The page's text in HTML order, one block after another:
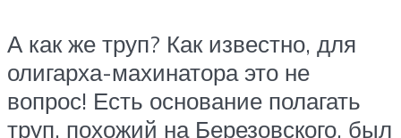
А как же труп? Как известно, для
олигарха-махинатора это не
вопрос! Есть основание полагать
труп, похожий на Березовского, был